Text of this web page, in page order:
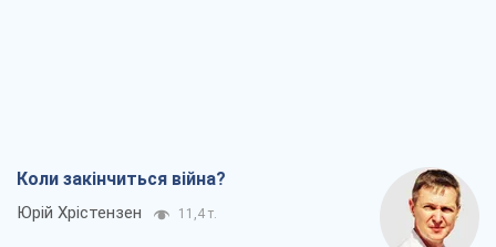
Коли закінчиться війна?
Юрій Хрістензен 11,4 т.